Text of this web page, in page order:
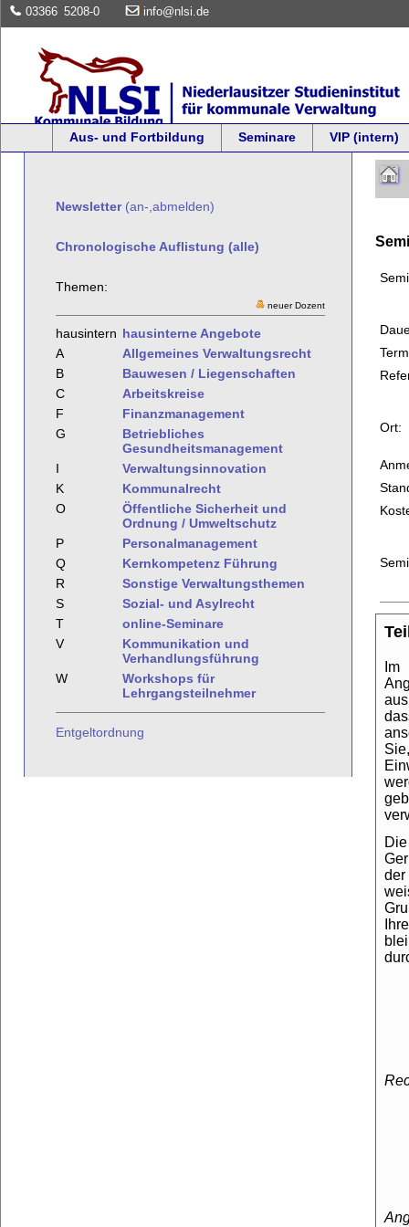
03366 5208-0 info@nlsi.de
Aus- und Fortbildung Seminare VIP (intern)
Newsletter(an-,abmelden)
Chronologische Auflistung (alle)
Themen:
neuer Dozent
hausintern hausinterne Angebote
A
Allgemeines Verwaltungsrecht
B
Bauwesen / Liegenschaften
C
Arbeitskreise
F
Finanzmanagement
G
Betriebliches
Gesundheitsmanagement
I
Verwaltungsinnovation
K
Kommunalrecht
O
Öffentliche Sicherheit und
Ordnung / Umweltschutz
P
Personalmanagement
Q
Kernkompetenz Führung
R
Sonstige Verwaltungsthemen
S
Sozial- und Asylrecht
T
online-Seminare
V
Kommunikation und
Verhandlungsführung
W
Workshops für
Lehrgangsteilnehmer
Entgeltordnung
Ort: